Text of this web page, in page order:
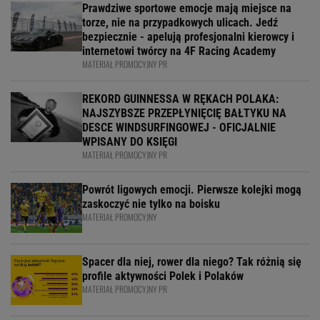
Prawdziwe sportowe emocje mają miejsce na
torze, nie na przypadkowych ulicach. Jedź
bezpiecznie - apelują profesjonalni kierowcy i
internetowi twórcy na 4F Racing Academy
MATERIAŁ PROMOCYJNY PR
REKORD GUINNESSA W RĘKACH POLAKA:
NAJSZYBSZE PRZEPŁYNIĘCIĘ BAŁTYKU NA
DESCE WINDSURFINGOWEJ - OFICJALNIE
WPISANY DO KSIĘGI
MATERIAŁ PROMOCYJNY PR
Powrót ligowych emocji. Pierwsze kolejki mogą
zaskoczyć nie tylko na boisku
MATERIAŁ PROMOCYJNY
Spacer dla niej, rower dla niego? Tak różnią się
profile aktywności Polek i Polaków
MATERIAŁ PROMOCYJNY PR